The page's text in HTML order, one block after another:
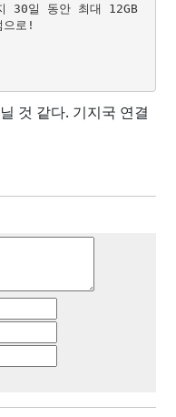
30일 동안 최대 12GB
로!
것 같다. 기지국 연결